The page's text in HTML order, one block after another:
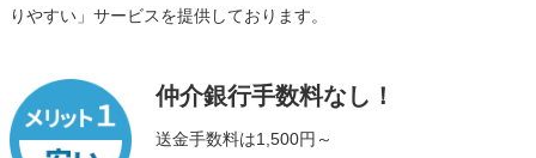
りやすい」サービスを提供しております。
仲介銀行手数料なし！
送金手数料は1,500円～